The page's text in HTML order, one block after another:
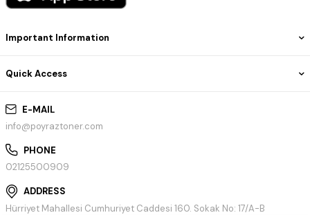
E-MAIL
info@poyraztoner.com
PHONE
02125500909
ADDRESS
Hürriyet Mahallesi Cumhuriyet Caddesi 160. Sokak No: 17/A-B
Important Information
Quick Access